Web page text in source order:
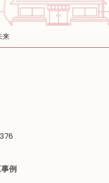
来
例